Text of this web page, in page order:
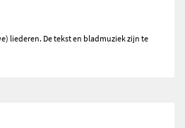
liederen. De tekst en bladmuziek zijn te